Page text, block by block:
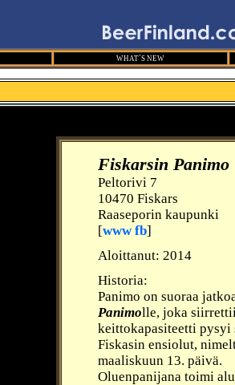
WHAT´S NEW
Fiskarsin Panimo
Peltorivi 7
10470 Fiskars
Raaseporin kaupunki
[www fb]
Aloittanut: 2014
Historia:
Panimo on suoraa
Panimolle, joka
keittokapasiteetti pysyi
Fiskasin ensiolut,
maaliskuun 13. päivä.
Oluenpanijana toimi